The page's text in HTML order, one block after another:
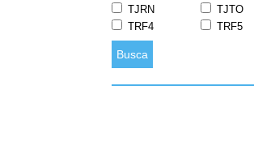
TJRN
TJTO
TRF4
TRF5
Busca